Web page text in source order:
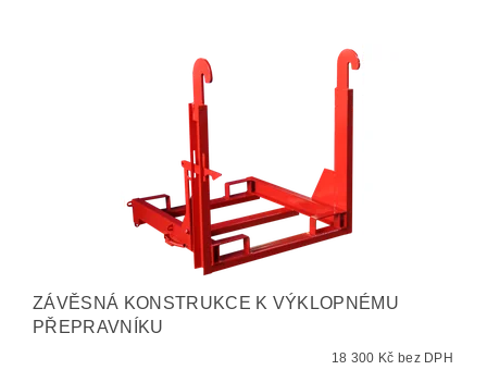
ZÁVĚSNÁ KONSTRUKCE K VÝKLOPNÉMU
PŘEPRAVNÍKU
18 300 Kč bez DPH